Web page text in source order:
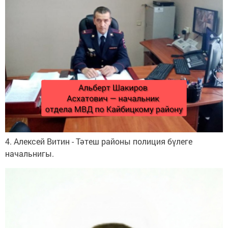
4. Алексей Витин - Тәтеш районы полиция бүлеге
начальнигы.